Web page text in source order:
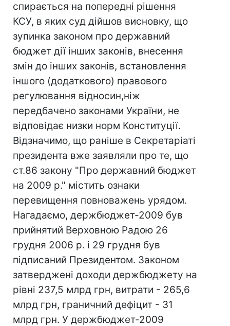
спирається на попередні рішення
КСУ, в яких суд дійшов висновку, що
зупинка законом про державний
бюджет дії інших законів, внесення
змін до інших законів, встановлення
іншого (додаткового) правового
регулювання відносин,ніж
передбачено законами України, не
відповідає низки норм Конституції.
Відзначимо, що раніше в Секретаріаті
президента вже заявляли про те, що
ст.86 закону "Про державний бюджет
на 2009 р." містить ознаки
перевищення повноважень урядом.
Нагадаємо, держбюджет-2009 був
прийнятий Верховною Радою 26
грудня 2006 р. і 29 грудня був
підписаний Президентом. Законом
затверджені доходи держбюджету на
рівні 237,5 млрд грн, витрати - 265,6
млрд грн, граничний дефіцит - 31
млрд грн. У держбюджет-2009